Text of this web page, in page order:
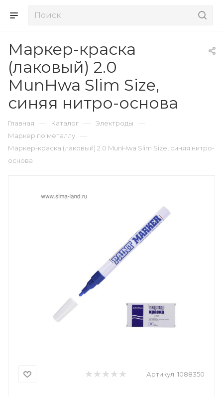
Маркер-краска
(лаковый) 2.0
MunHwa Slim Size,
синяя нитро-основа
Главная — Каталог — Электроды —
Маркер по металлу —
Маркер-краска (лаковый) 2.0 MunHwa Slim Size, синяя нитро-
основа
Артикул: 1088350